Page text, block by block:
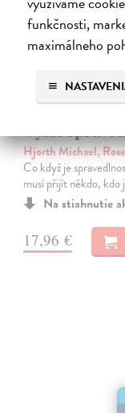
funkčnosti,
maximálneho
Vyšší
Hjorth Michael,
Co když je
musí přijít někdo, kdo
Na stiahnutie
17,96 €